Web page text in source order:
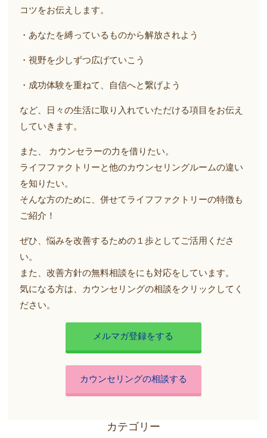
コツをお伝えします。
・あなたを縛っているものから解放されよう
・視野を少しずつ広げていこう
・成功体験を重ねて、自信へと繋げよう
など、日々の生活に取り入れていただける項目をお伝え
していきます。
また、 カウンセラーの力を借りたい。
ライフファクトリーと他のカウンセリングルームの違い
を知りたい。
そんな方のために、併せてライフファクトリーの特徴も
ご紹介！
ぜひ、悩みを改善するための１歩としてご活用くださ
い。
また、改善方針の無料相談をにも対応をしています。
気になる方は、カウンセリングの相談をクリックしてく
ださい。
メルマガ登録をする
カウンセリングの相談する
カテゴリー